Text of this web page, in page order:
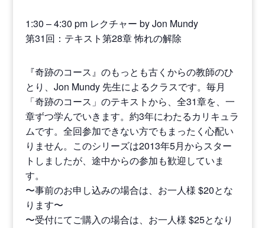
1:30 – 4:30 pm レクチャー by Jon Mundy
第31回：テキスト第28章 怖れの解除
『奇跡のコース』のもっとも古くからの教師のひ
とり、Jon Mundy 先生によるクラスです。毎月
「奇跡のコース」のテキストから、全31章を、一
章ずつ学んでいきます。約3年にわたるカリキュラ
ムです。全回参加できない方でもまったく心配い
りません。このシリーズは2013年5月からスター
トしましたが、途中からの参加も歓迎していま
す。
〜事前のお申し込みの場合は、お一人様 $20とな
ります〜
〜受付にてご購入の場合は、お一人様 $25となり